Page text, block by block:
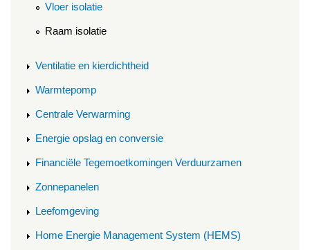
Vloer isolatie
Raam isolatie
Ventilatie en kierdichtheid
Warmtepomp
Centrale Verwarming
Energie opslag en conversie
Financiële Tegemoetkomingen Verduurzamen
Zonnepanelen
Leefomgeving
Home Energie Management System (HEMS)